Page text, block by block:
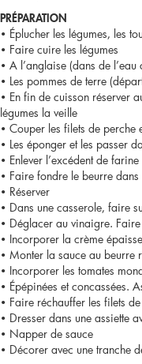
PRÉPARATION
• Éplucher les légumes, les
• Faire cuire les légumes
• A l’anglaise (dans de l’eau
• Les pommes de terre
• En fin de cuisson réserver
légumes la veille
• Couper les filets de perche
• Les éponger et les passer
• Enlever l’excédent de farine
• Faire fondre le beurre
• Réserver
• Dans une casserole, faire
• Déglacer au vinaigre.
• Incorporer la crème
• Monter la sauce au beurre
• Incorporer les tomates
• Épépinées et concassées.
• Faire réchauffer les filets
• Dresser dans une assiette
• Napper de sauce
• Décorer avec une tranche